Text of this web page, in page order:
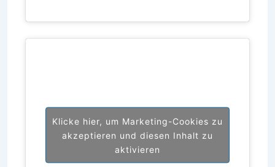
Klicke hier, um Marketing-Cookies zu
akzeptieren und diesen Inhalt zu
aktivieren